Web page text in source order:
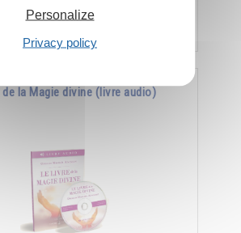
15.00CHF
de la Magie divine (livre audio)
Personalize
Privacy policy